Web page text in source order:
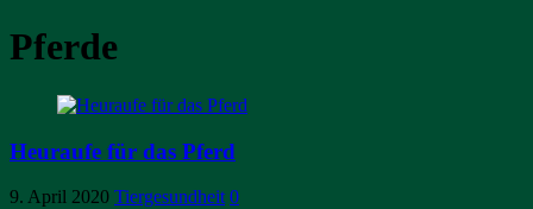
Pferde
Heuraufe für das Pferd
9. April 2020 Tiergesundheit 0